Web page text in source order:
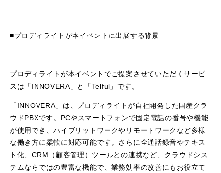
■プロディライトが本イベントに出展する背景
プロディライトが本イベントでご提案させていただくサービ
スは「INNOVERA」と「Telful」です。
「INNOVERA」は、プロディライトが自社開発した国産クラ
ウドPBXです。PCやスマートフォンで固定電話の番号や機能
が使用でき、ハイブリットワークやリモートワークなど多様
な働き方に柔軟に対応可能です。さらに全通話録音やテキス
ト化、CRM（顧客管理）ツールとの連携など、クラウドシス
テムならではの豊富な機能で、業務効率の改善にもお役立て